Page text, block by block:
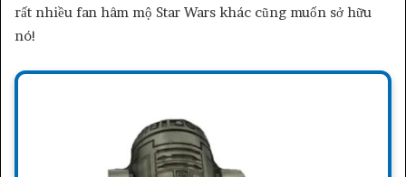
rất nhiều fan hâm mộ Star Wars khác cũng muốn sở hữu
nó!